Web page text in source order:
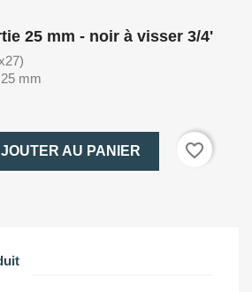
25 mm - noir à visser 3/4'
mm
AU PANIER
favorite_border